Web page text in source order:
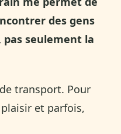
des gens
seulement la
de transport. Pour
et parfois,